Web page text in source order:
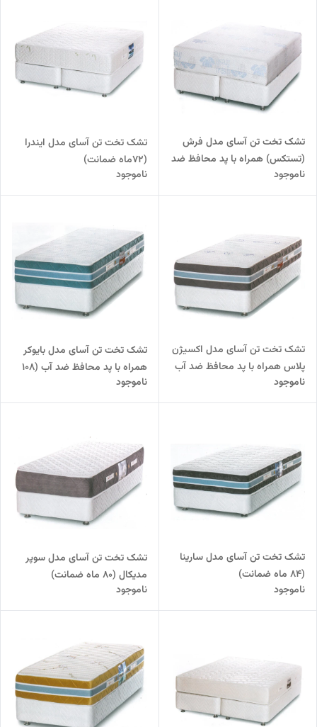
تشک تخت تن آسای مدل فرش
(تستکس) همراه با پد محافظ ضد
آب (96 ماه ضمانت)
ناموجود
تشک تخت تن آسای مدل ایندرا
(72ماه ضمانت)
ناموجود
تشک تخت تن آسای مدل اکسیژن
پلاس همراه با پد محافظ ضد آب
(108 ماه ضمانت)
ناموجود
تشک تخت تن آسای مدل بایوکر
همراه با پد محافظ ضد آب (108
ماه ضمانت)
ناموجود
تشک تخت تن آسای مدل سارینا
(84 ماه ضمانت)
ناموجود
تشک تخت تن آسای مدل سوپر
مدیکال (80 ماه ضمانت)
ناموجود